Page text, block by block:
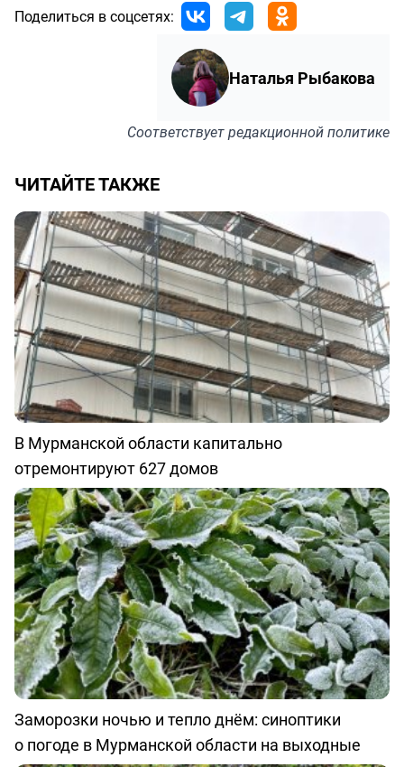
Поделиться в соцсетях:
Наталья Рыбакова
Соответствуетредакционной политике
ЧИТАЙТЕ ТАКЖЕ
В Мурманской области капитально
отремонтируют 627 домов
Заморозки ночью и тепло днём: синоптики
о погоде в Мурманской области на выходные